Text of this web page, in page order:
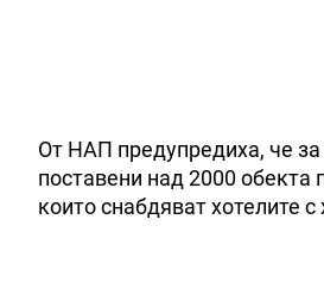
От НАП предупредиха, че
поставени над 2000
които снабдяват хотелите